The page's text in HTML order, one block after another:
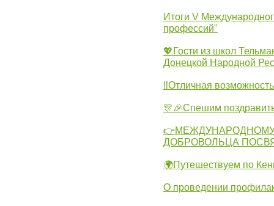
Итоги V
профессий"
💖Гости из школ
Донецкой Народной
‼Отличная
🎊🎉Спешим
ДОБРОВОЛЬЦА
🌍Путешествуем по
О проведении